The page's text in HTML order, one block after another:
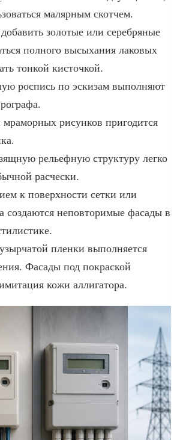
малярным скотчем.
золотые или серебряные
полного высыхания лаковых
тонкой кисточкой.
роспись по эскизам выполняют
рисунков пригодится
рельефную структуру легко
расчески.
к поверхности сетки или
создаются неповторимые фасады в
пленки выполняется
Фасады под покраской
кожи аллигатора.